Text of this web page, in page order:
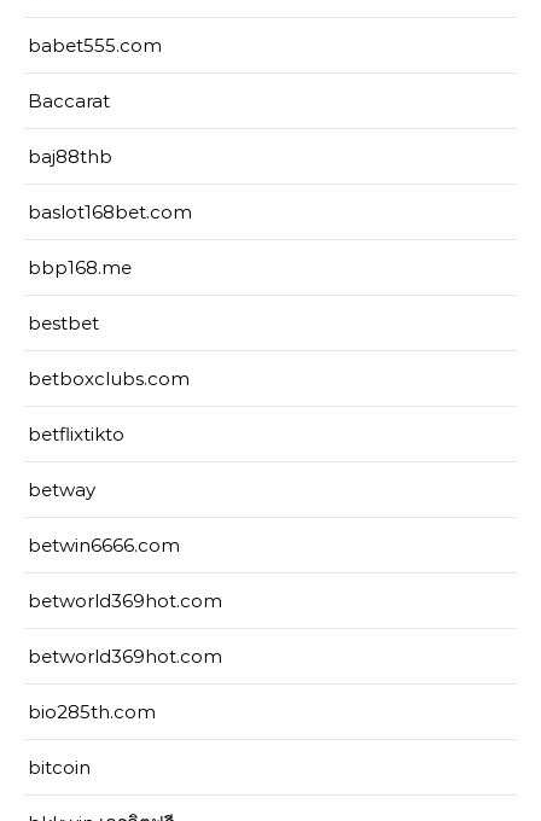
babet555.com
Baccarat
baj88thb
baslot168bet.com
bbp168.me
bestbet
betboxclubs.com
betflixtikto
betway
betwin6666.com
betworld369hot.com
betworld369hot.com
bio285th.com
bitcoin